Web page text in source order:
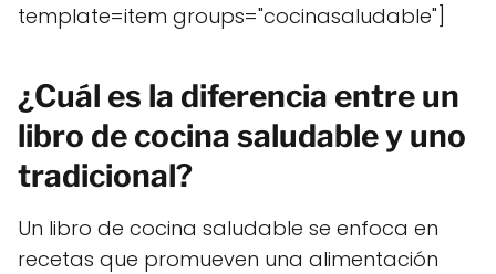
template=item groups="cocinasaludable"]
¿Cuál es la diferencia entre un
libro de cocina saludable y uno
tradicional?
Un libro de cocina saludable se enfoca en
recetas que promueven una alimentación